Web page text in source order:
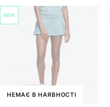
НЕМАЄ В НАЯВНОСТІ